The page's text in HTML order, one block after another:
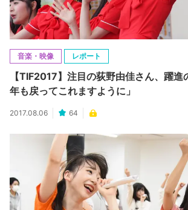
音楽・映像 レポート
【TIF2017】注目の荻野由佳さん、躍
年も戻ってこれますように」
2017.08.06 64